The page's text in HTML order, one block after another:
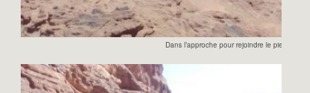
Dans l’approche pour rejoindre le pied de la